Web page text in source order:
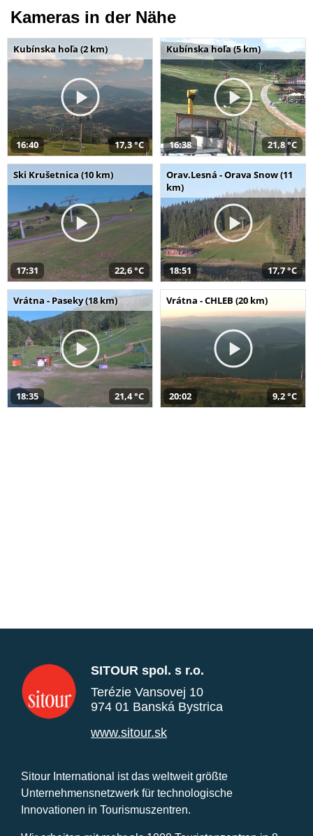
Kameras in der Nähe
Kubínska hoľa (2 km)
16:40 17,3 °C
Kubínska hoľa (5 km)
16:38 21,8 °C
Ski Krušetnica (10 km)
17:31 22,6 °C
Orav.Lesná - Orava Snow (11
km)
18:51 17,7 °C
Vrátna - Paseky (18 km)
18:35 21,4 °C
Vrátna - CHLEB (20 km)
20:02 9,2 °C
SITOUR spol. s r.o.
Terézie Vansovej 10
974 01 Banská Bystrica
www.sitour.sk
Sitour International ist das weltweit größte
Unternehmensnetzwerk für technologische
Innovationen in Tourismuszentren.